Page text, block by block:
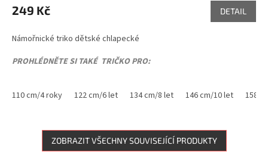
produktu
je
z
hvězdiček.
249 Kč DETAIL
Námořnické triko dětské chlapecké
PROHLÉDNĚTE SI TAKÉ TRIČKO PRO:
110 cm/4 roky 122 cm/6 let 134 cm/8 let 146 cm/10 let 158
ZOBRAZIT VŠECHNY SOUVISEJÍCÍ PRODUKTY